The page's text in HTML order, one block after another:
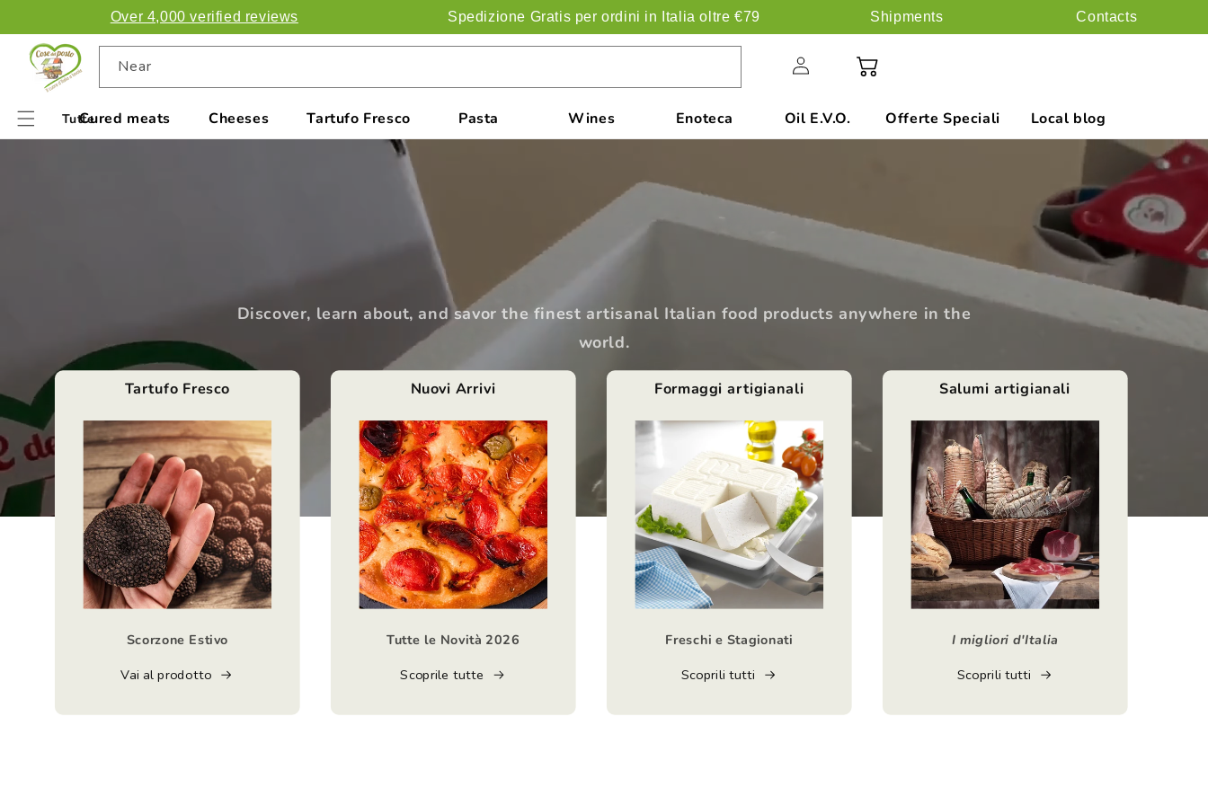
contents
Over 4,000 verified reviews Spedizione Gratis per ordini in Italia oltre €79 Shipments Contacts
Near Access Cart
TutteCured meats Cheeses Tartufo Fresco Pasta Wines Enoteca Oil E.V.O. Offerte Speciali Local blog
Discover, learn about, and savor the finest artisanal Italian food products anywhere in the
world.
Tartufo Fresco
Scorzone Estivo
Vai al prodotto
Nuovi Arrivi
Tutte le Novità 2026
Scoprile tutte
Formaggi artigianali
Freschi e Stagionati
Scoprili tutti
Salumi artigianali
I migliori d'Italia
Scoprili tutti